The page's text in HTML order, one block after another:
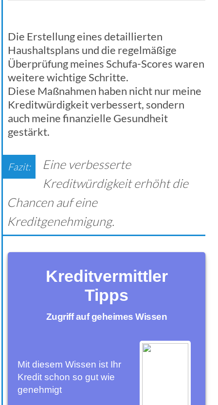
Die Erstellung eines detaillierten
Haushaltsplans und die regelmäßige
Überprüfung meines Schufa-Scores waren
weitere wichtige Schritte.
Diese Maßnahmen haben nicht nur meine
Kreditwürdigkeit verbessert, sondern
auch meine finanzielle Gesundheit
gestärkt.
Eine verbesserte
Kreditwürdigkeit erhöht die
Chancen auf eine
Kreditgenehmigung.
Kreditvermittler
Tipps
Zugriff auf geheimes Wissen
Mit diesem Wissen ist Ihr
Kredit schon so gut wie
genehmigt